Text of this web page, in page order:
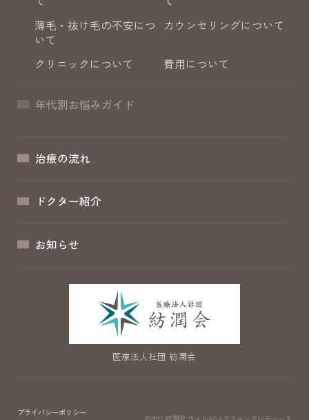
薄毛・抜け毛の不安につ
いて
カウンセリングについて
クリニックについて 費用について
年代別お悩みガイド
治療の流れ
ドクター紹介
お知らせ
医療法人社団 紡潤会
プライバシーポリシー